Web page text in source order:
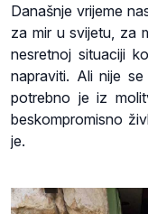
Današnje vrijeme
za mir u svijetu, za
nesretnoj situaciji
napraviti. Ali nije
potrebno je iz
beskompromisno
je.